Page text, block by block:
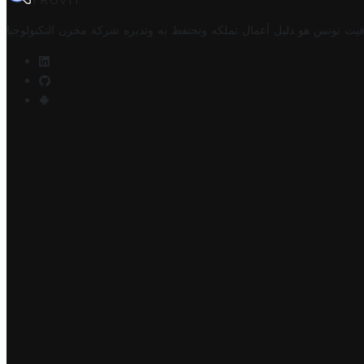
تونس هو دليل أعمال تملكه وتحتفظ به وتديره شركة مخزن التكنولوجيا